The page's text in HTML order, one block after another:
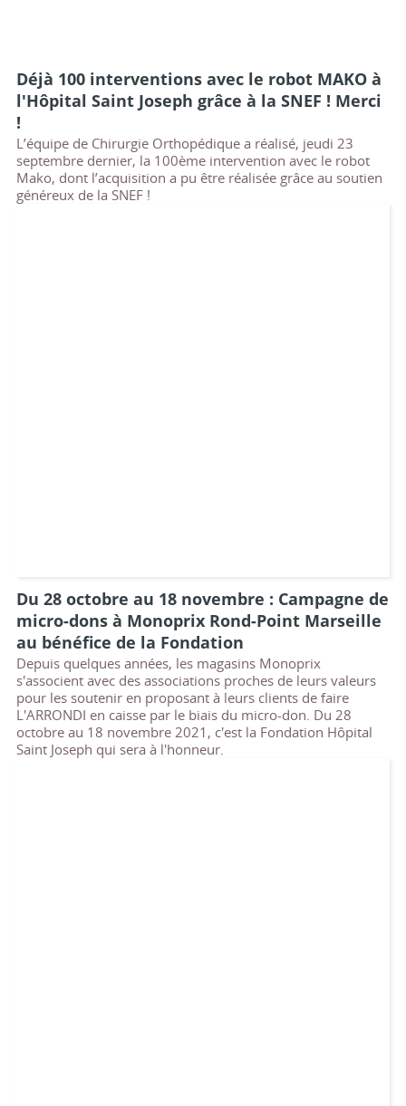
Déjà 100 interventions avec le robot MAKO à
l'Hôpital Saint Joseph grâce à la SNEF ! Merci
!
L’équipe de Chirurgie Orthopédique a réalisé, jeudi 23
septembre dernier, la 100ème intervention avec le robot
Mako, dont l’acquisition a pu être réalisée grâce au soutien
généreux de la SNEF !
Du 28 octobre au 18 novembre : Campagne de
micro-dons à Monoprix Rond-Point Marseille
au bénéfice de la Fondation
Depuis quelques années, les magasins Monoprix
s'associent avec des associations proches de leurs valeurs
pour les soutenir en proposant à leurs clients de faire
L'ARRONDI en caisse par le biais du micro-don. Du 28
octobre au 18 novembre 2021, c'est la Fondation Hôpital
Saint Joseph qui sera à l'honneur.